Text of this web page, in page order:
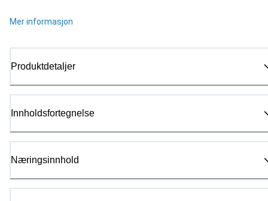
Mer informasjon
Produktdetaljer
Innholdsfortegnelse
Næringsinnhold